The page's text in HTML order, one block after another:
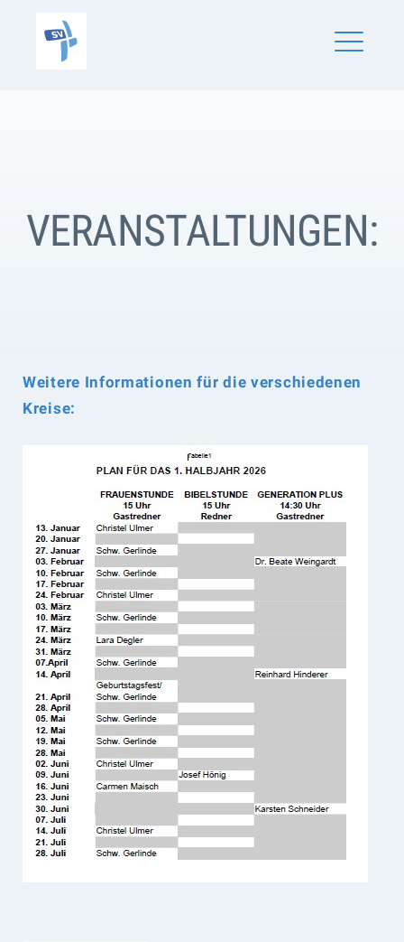
SV Schönaich
VERANSTALTUNGEN:
Weitere Informationen für die verschiedenen
Kreise: